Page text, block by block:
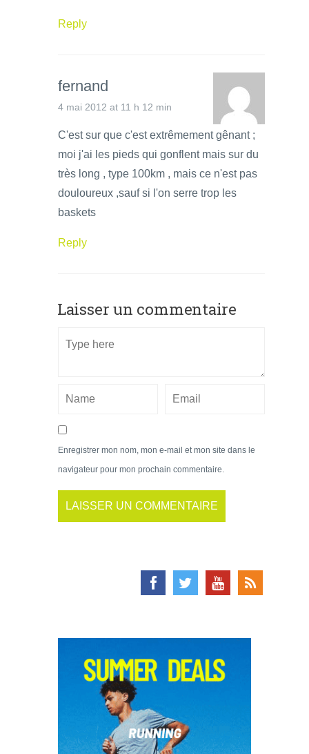
Reply
fernand
4 mai 2012 at 11 h 12 min
C'est sur que c'est extrêmement gênant ;
moi j'ai les pieds qui gonflent mais sur du
très long , type 100km , mais ce n'est pas
douloureux ,sauf si l'on serre trop les
baskets
Reply
Laisser un commentaire
Enregistrer mon nom, mon e-mail et mon site dans le
navigateur pour mon prochain commentaire.